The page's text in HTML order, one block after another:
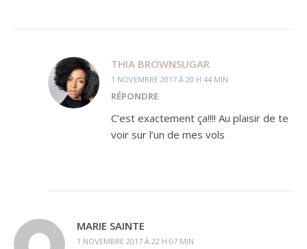
THIA BROWNSUGAR
1 NOVEMBRE 2017 À 20 H 44 MIN
RÉPONDRE
C’est exactement ça!!!! Au plaisir de te
voir sur l’un de mes vols
MARIE SAINTE
1 NOVEMBRE 2017 À 22 H 07 MIN